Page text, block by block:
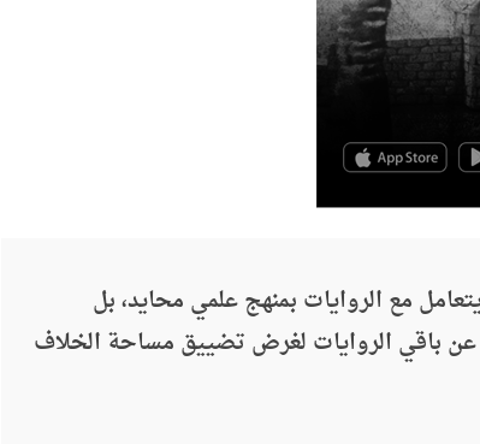
مع الروايات بمنهج علمي محايد، بل
باقي الروايات لغرض تضييق مساحة الخلاف